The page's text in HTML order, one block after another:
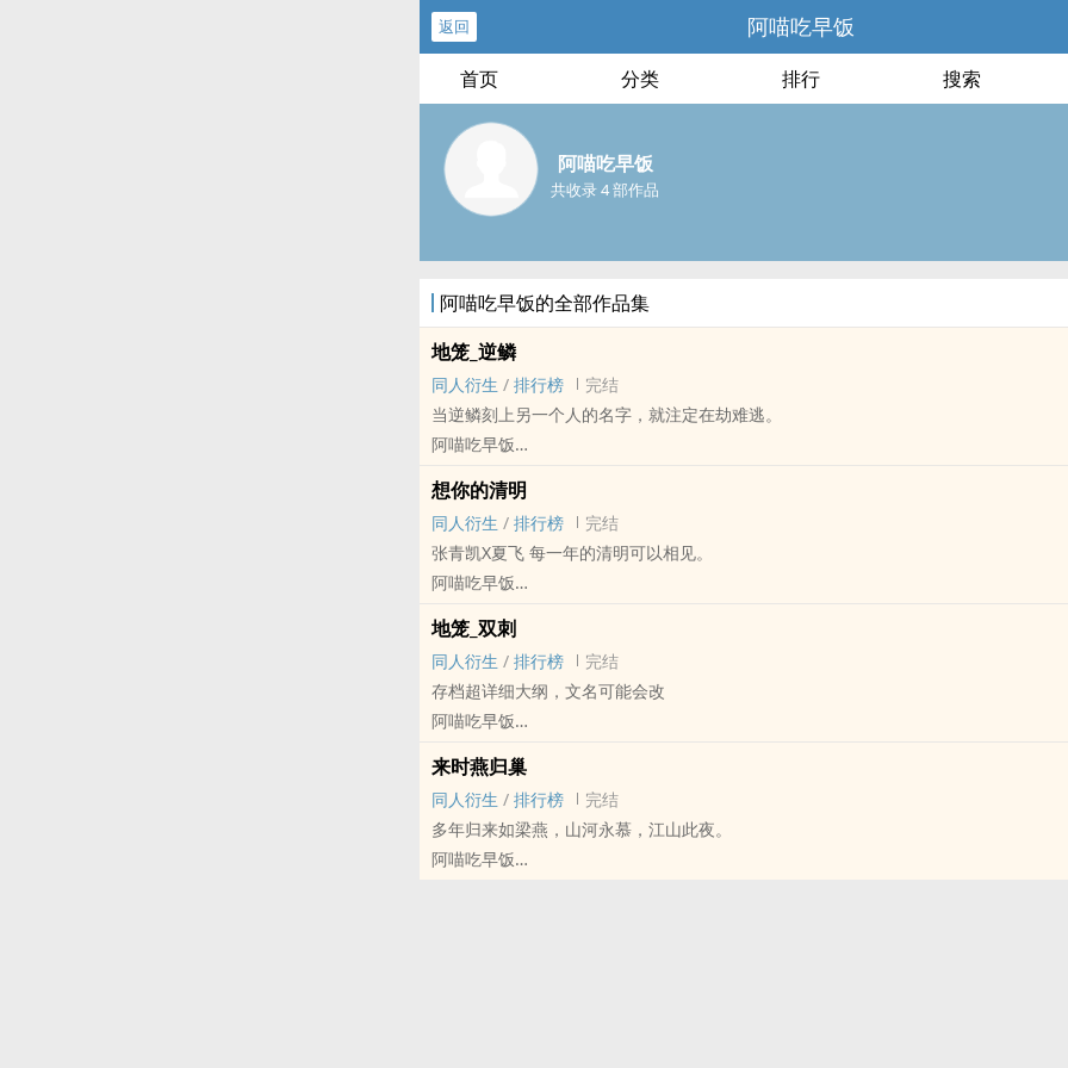
返回 阿喵吃早饭
首页 分类 排行 搜索
阿喵吃早饭
共收录 4 部作品
阿喵吃早饭的全部作品集
地笼_逆鳞
‎同‍‎人‍‌‎衍生 / 排行榜
完结
当逆鳞刻上另一个人的名字，就注定在劫难逃。
阿喵吃早饭
完结 - HE - 正剧 - 动漫‎同‍‎人‍‌‎
破镜重圆
想你的清明
‎同‍‎人‍‌‎衍生 / 排行榜
完结
张青凯X夏飞 每一年的清明可以相见。
阿喵吃早饭
现代 - HE - 青梅竹马
地笼_双刺
‎同‍‎人‍‌‎衍生 / 排行榜
完结
存档超详细大纲，文名可能会改
阿喵吃早饭
大纲 - 完结
来时燕归巢
‎同‍‎人‍‌‎衍生 / 排行榜
完结
多年归来如梁燕，山河永慕，江山此夜。
阿喵吃早饭